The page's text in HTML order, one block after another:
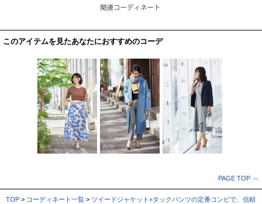
このアイテムを見たあなたにおすすめのコーデ
PAGE TOP
TOP > コーディネート一覧 > ツイードジャケット×タックパンツの定番コンビで、信頼